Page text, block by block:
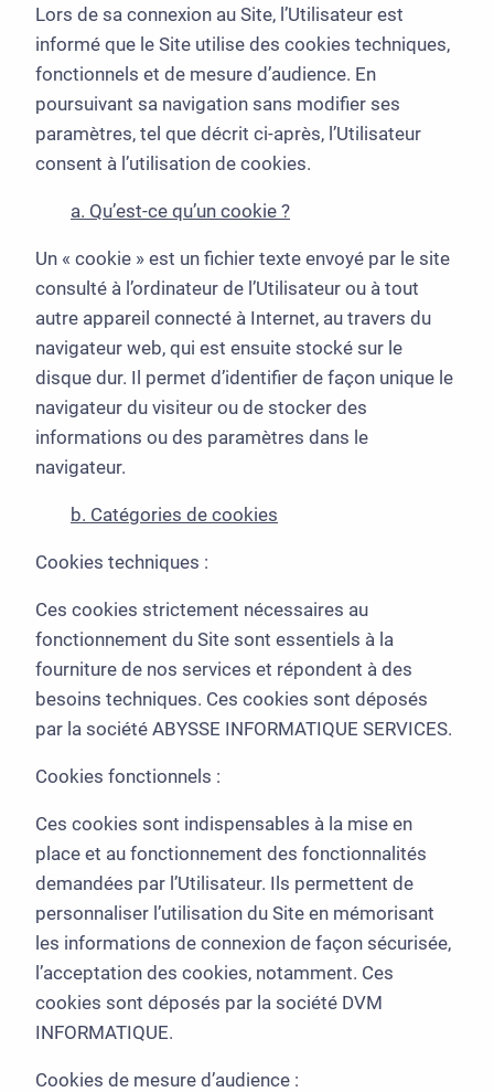
Lors de sa connexion au Site, l’Utilisateur est
informé que le Site utilise des cookies techniques,
fonctionnels et de mesure d’audience. En
poursuivant sa navigation sans modifier ses
paramètres, tel que décrit ci-après, l’Utilisateur
consent à l’utilisation de cookies.
a. Qu’est-ce qu’un cookie ?
Un « cookie » est un fichier texte envoyé par le site
consulté à l’ordinateur de l’Utilisateur ou à tout
autre appareil connecté à Internet, au travers du
navigateur web, qui est ensuite stocké sur le
disque dur. Il permet d’identifier de façon unique le
navigateur du visiteur ou de stocker des
informations ou des paramètres dans le
navigateur.
b. Catégories de cookies
Cookies techniques :
Ces cookies strictement nécessaires au
fonctionnement du Site sont essentiels à la
fourniture de nos services et répondent à des
besoins techniques. Ces cookies sont déposés
par la société ABYSSE INFORMATIQUE SERVICES.
Cookies fonctionnels :
Ces cookies sont indispensables à la mise en
place et au fonctionnement des fonctionnalités
demandées par l’Utilisateur. Ils permettent de
personnaliser l’utilisation du Site en mémorisant
les informations de connexion de façon sécurisée,
l’acceptation des cookies, notamment. Ces
cookies sont déposés par la société DVM
INFORMATIQUE.
Cookies de mesure d’audience :